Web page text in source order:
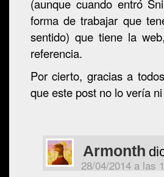
(aunque cuando entró
forma de trabajar que
sentido) que tiene la
referencia.
Por cierto, gracias a
que este post no lo vería
Armonth
28/04/2014 a las